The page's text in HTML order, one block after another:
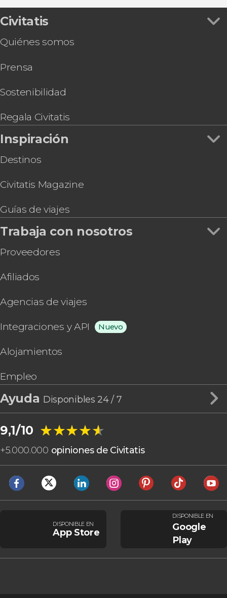
Civitatis
Quiénes somos
Prensa
Sostenibilidad
Regala Civitatis
Inspiración
Destinos
Civitatis Magazine
Guías de viajes
Trabaja con nosotros
Proveedores
Afiliados
Agencias de viajes
Integraciones y API Nuevo
Alojamientos
Empleo
Ayuda Disponibles 24 / 7
9,1/10 ★★★★★
★★★★★
+5.000.000 opiniones de Civitatis
DISPONIBLE EN
App Store
DISPONIBLE EN
Google
Play